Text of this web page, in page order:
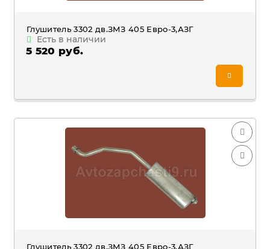
Глушитель 3302 дв.ЗМЗ 405 Евро-3,АЗГ
Есть в наличии
5 520 руб.
Глушитель 3302 дв.ЗМЗ 405 Евро-3,АЗГ